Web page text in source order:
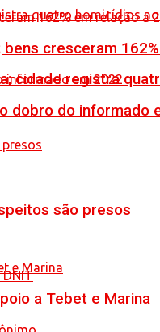
cidade registra
são presos
cresceram
dobro do informado
a Tebet e Marina